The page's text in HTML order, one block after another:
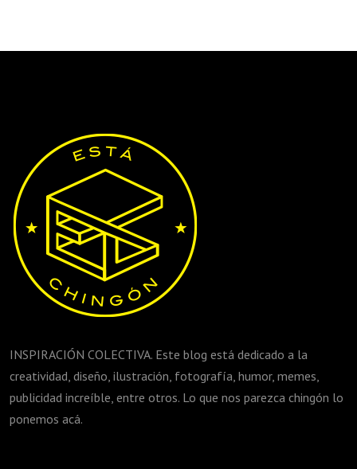
INSPIRACIÓN COLECTIVA. Este blog está dedicado a la
creatividad, diseño, ilustración, fotografía, humor, memes,
publicidad increíble, entre otros. Lo que nos parezca chingón lo
ponemos acá.